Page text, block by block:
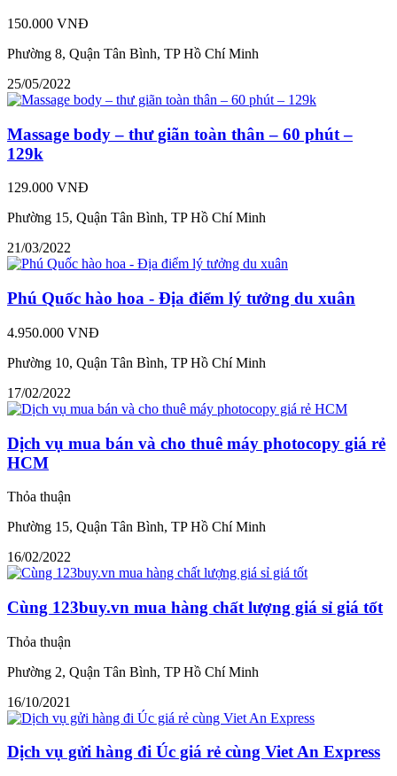
150.000 VNĐ
Phường 8, Quận Tân Bình, TP Hồ Chí Minh
25/05/2022
Massage body – thư giãn toàn thân – 60 phút –
129k
129.000 VNĐ
Phường 15, Quận Tân Bình, TP Hồ Chí Minh
21/03/2022
Phú Quốc hào hoa - Địa điểm lý tưởng du xuân
4.950.000 VNĐ
Phường 10, Quận Tân Bình, TP Hồ Chí Minh
17/02/2022
Dịch vụ mua bán và cho thuê máy photocopy giá rẻ
HCM
Thỏa thuận
Phường 15, Quận Tân Bình, TP Hồ Chí Minh
16/02/2022
Cùng 123buy.vn mua hàng chất lượng giá sỉ giá tốt
Thỏa thuận
Phường 2, Quận Tân Bình, TP Hồ Chí Minh
16/10/2021
Dịch vụ gửi hàng đi Úc giá rẻ cùng Viet An Express